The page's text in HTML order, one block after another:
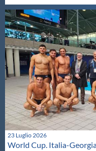
23 Luglio 2026
World Cup. Italia-